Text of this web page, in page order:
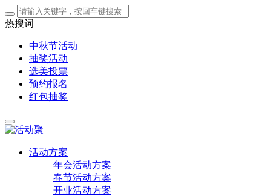
热搜词
中秋节活动
抽奖活动
选美投票
预约报名
红包抽奖
活动方案
年会活动方案
春节活动方案
开业活动方案